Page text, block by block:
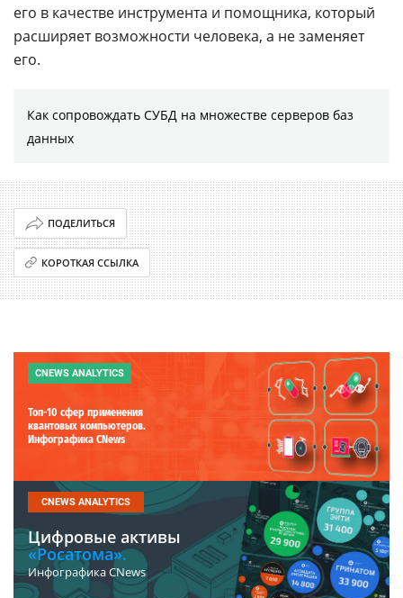
его в качестве инструмента и помощника, который
расширяет возможности человека, а не заменяет
его.
Как сопровождать СУБД на множестве серверов баз
данных
ПОДЕЛИТЬСЯ
КОРОТКАЯ ССЫЛКА
CNEWS ANALYTICS
Топ-10 сфер применения
квантовых компьютеров.
Инфографика CNews
CNEWS ANALYTICS
Цифровые активы
«Росатома».
Инфографика CNews